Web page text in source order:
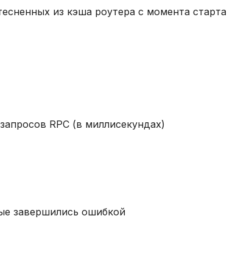
из кэша роутера с момента старта
RPC (в миллисекундах)
завершились ошибкой